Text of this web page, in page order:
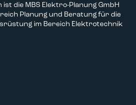
die MBS Elektro-Planung GmbH
Planung und Beratung für die
im Bereich Elektrotechnik